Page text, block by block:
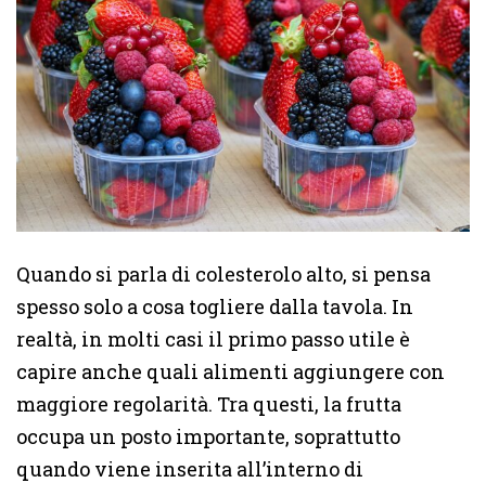
Quando si parla di colesterolo alto, si pensa
spesso solo a cosa togliere dalla tavola. In
realtà, in molti casi il primo passo utile è
capire anche quali alimenti aggiungere con
maggiore regolarità. Tra questi, la frutta
occupa un posto importante, soprattutto
quando viene inserita all’interno di